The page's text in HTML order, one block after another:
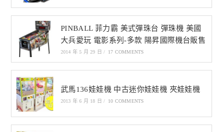
PINBALL 菲力霸 美式彈珠台 彈珠機 美國
大兵愛玩 電影系列-多款 陽昇國際機台販售
2014 年 5 月 29 日 / 17 COMMENTS
武馬136娃娃機 中古迷你娃娃機 夾娃娃機
2013 年 6 月 18 日 / 10 COMMENTS